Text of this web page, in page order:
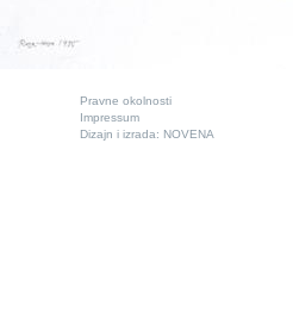
Pravne okolnosti
Impressum
Dizajn i izrada: NOVENA